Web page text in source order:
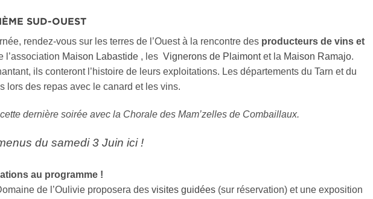
SUD-OUEST
rendez-vous sur les terres de l’Ouest à la rencontre des producteurs de vins et
l’association Maison Labastide , les Vignerons de Plaimontet la Maison Ramajo.
ils conteront l’histoire de leurs exploitations. Les départements du Tarn et du
lors des repas avec le canard et les vins.
dernière soirée avec la Chorale des Mam’zelles de Combaillaux.
du samedi 3 Juin ici !
au programme !
de l’Oulivie proposera des visites guidées (sur réservation) et une exposition